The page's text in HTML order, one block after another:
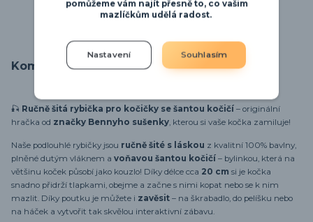
Kompletní specifikace
🎣 Ručně šitá rybička pro kočičky se šantou kočičí – originální
hračka od značky Bennyho sušenky, kterou si vaše kočka zamiluje!
Naše podlouhlé rybičky jsou ručně šité s láskou z kvalitní 100% bavlny,
plněné dutým vláknem a voňavou šantou kočičí – bylinkou, která na
většinu koček působí jako kouzlo! Díky délce cca 20 cm si je kočka
snadno přidrží tlapkami, obejme a začne s nimi kopat nebo se k nim
mazlit. Díky poutku je můžete i zavěsit – na škrabadlo, do pelíšku nebo
na háček a vytvořit tak skvělou interaktivní zábavu.
pomůžeme vám najít přesně to, co vašim
mazlíčkům udělá radost.
Nastavení Souhlasím